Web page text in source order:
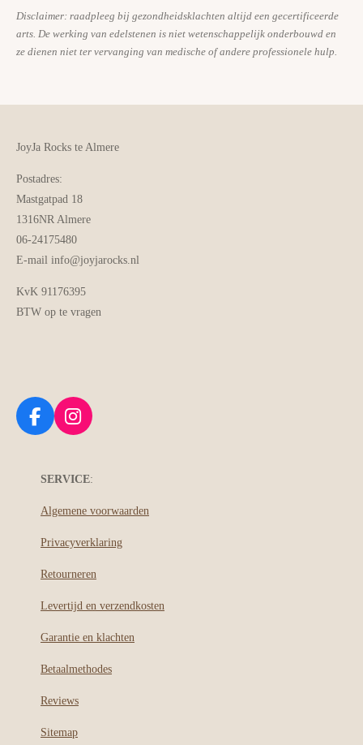
Disclaimer: raadpleeg bij gezondheidsklachten altijd een gecertificeerde
arts. De werking van edelstenen is niet wetenschappelijk onderbouwd en
ze dienen niet ter vervanging van medische of andere professionele hulp.
JoyJa Rocks te Almere
Postadres:
Mastgatpad 18
1316NR Almere
06-24175480
E-mail info@joyjarocks.nl
KvK 91176395
BTW op te vragen
F
o
k
I
t
g
a
SERVICE:
Algemene voorwaarden
Privacyverklaring
Retourneren
Levertijd en verzendkosten
Garantie en klachten
Betaalmethodes
Reviews
Sitemap